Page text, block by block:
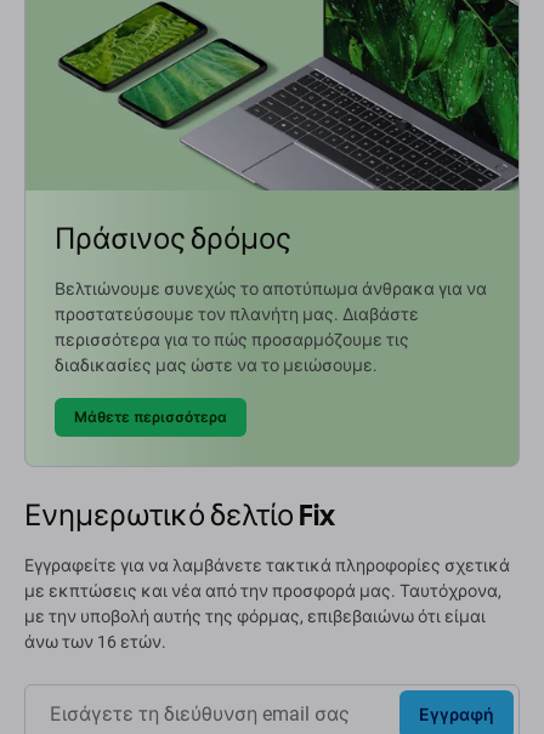
Πράσινος δρόμος
Βελτιώνουμε συνεχώς το αποτύπωμα άνθρακα για να
προστατεύσουμε τον πλανήτη μας. Διαβάστε
περισσότερα για το πώς προσαρμόζουμε τις
διαδικασίες μας ώστε να το μειώσουμε.
Μάθετε περισσότερα
Ενημερωτικό δελτίο Fix
Εγγραφείτε για να λαμβάνετε τακτικά πληροφορίες σχετικά
με εκπτώσεις και νέα από την προσφορά μας. Ταυτόχρονα,
με την υποβολή αυτής της φόρμας, επιβεβαιώνω ότι είμαι
άνω των 16 ετών.
Εγγραφή